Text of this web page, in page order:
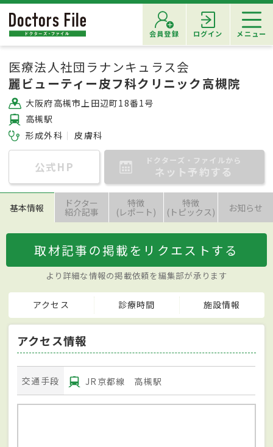
会員登録 ログイン メニュー
医療法人社団ラナンキュラス会
麗ビューティー皮フ科クリニック高槻院
大阪府高槻市上田辺町18番1号
高槻駅
形成外科
皮膚科
公式HP ドクターズ・ファイルから
ネット予約する
基本情報 ドクター
紹介記事
特徴
(レポート)
特徴
(トピックス) お知らせ
取材記事の掲載をリクエストする
より詳細な情報の掲載依頼を編集部が承ります
アクセス 診療時間 施設情報
アクセス情報
交通手段 JR京都線 高槻駅